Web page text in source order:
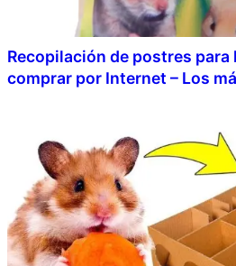
Recopilación de postres para
comprar por Internet – Los